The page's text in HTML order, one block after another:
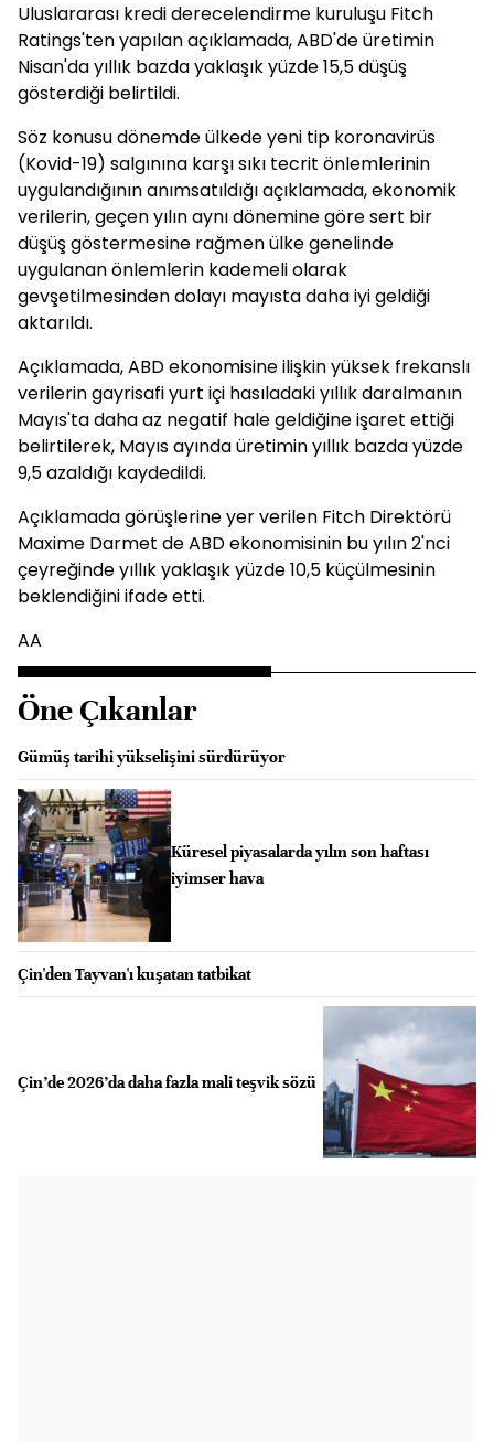
Uluslararası kredi derecelendirme kuruluşu Fitch
Ratings'ten yapılan açıklamada, ABD'de üretimin
Nisan'da yıllık bazda yaklaşık yüzde 15,5 düşüş
gösterdiği belirtildi.
Söz konusu dönemde ülkede yeni tip koronavirüs
(Kovid-19) salgınına karşı sıkı tecrit önlemlerinin
uygulandığının anımsatıldığı açıklamada, ekonomik
verilerin, geçen yılın aynı dönemine göre sert bir
düşüş göstermesine rağmen ülke genelinde
uygulanan önlemlerin kademeli olarak
gevşetilmesinden dolayı mayısta daha iyi geldiği
aktarıldı.
Açıklamada, ABD ekonomisine ilişkin yüksek frekanslı
verilerin gayrisafi yurt içi hasıladaki yıllık daralmanın
Mayıs'ta daha az negatif hale geldiğine işaret ettiği
belirtilerek, Mayıs ayında üretimin yıllık bazda yüzde
9,5 azaldığı kaydedildi.
Açıklamada görüşlerine yer verilen Fitch Direktörü
Maxime Darmet de ABD ekonomisinin bu yılın 2'nci
çeyreğinde yıllık yaklaşık yüzde 10,5 küçülmesinin
beklendiğini ifade etti.
AA
Öne Çıkanlar
Gümüş tarihi yükselişini sürdürüyor
Küresel piyasalarda yılın son haftası
iyimser hava
Çin'den Tayvan'ı kuşatan tatbikat
Çin’de 2026’da daha fazla mali teşvik sözü